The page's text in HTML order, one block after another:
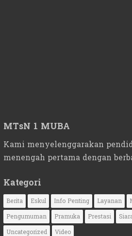
MTsN 1 MUBA
Kami menyelenggarakan
menengah pertama dengan
Kategori
Berita Eskul Info Penting Layanan
Pengumuman
Pramuka Prestasi
Uncategorized
Video